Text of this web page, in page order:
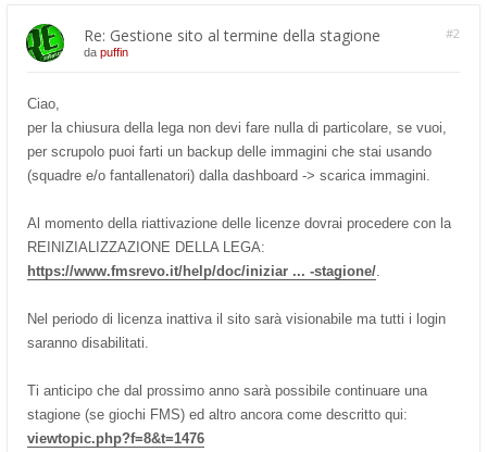
Re: Gestione sito al termine della stagione #2
da puffin
Ciao,
per la chiusura della lega non devi fare nulla di particolare, se vuoi,
per scrupolo puoi farti un backup delle immagini che stai usando
(squadre e/o fantallenatori) dalla dashboard -> scarica immagini.
Al momento della riattivazione delle licenze dovrai procedere con la
REINIZIALIZZAZIONE DELLA LEGA:
https://www.fmsrevo.it/help/doc/iniziar ... -stagione/.
Nel periodo di licenza inattiva il sito sarà visionabile ma tutti i login
saranno disabilitati.
Ti anticipo che dal prossimo anno sarà possibile continuare una
stagione (se giochi FMS) ed altro ancora come descritto qui:
viewtopic.php?f=8&t=1476